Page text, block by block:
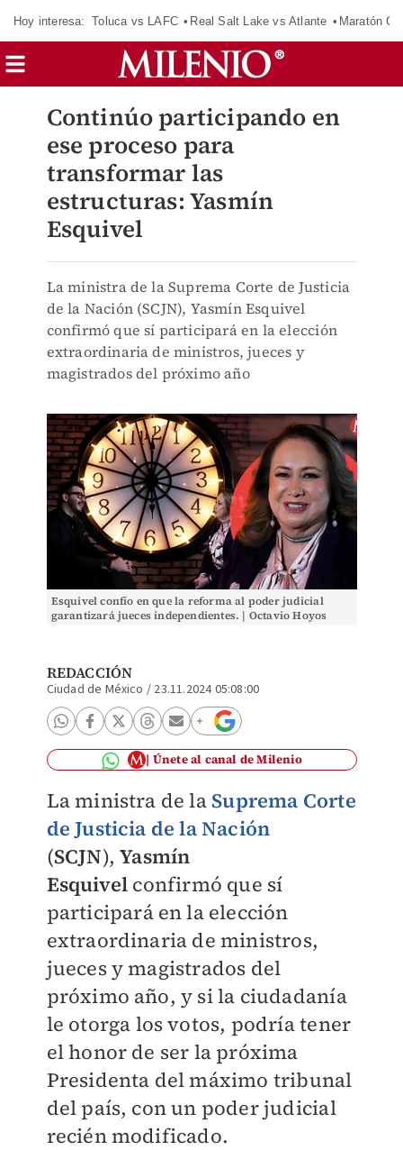
Hoy interesa: Toluca vs LAFC Real Salt Lake vs Atlante Maratón
Continúo participando en
ese proceso para
transformar las
estructuras: Yasmín
Esquivel
La ministra de la Suprema Corte de Justicia
de la Nación (SCJN), Yasmín Esquivel
confirmó que sí participará en la elección
extraordinaria de ministros, jueces y
magistrados del próximo año
Esquivel confío en que la reforma al poder judicial
garantizará jueces independientes. | Octavio Hoyos
REDACCIÓN
Ciudad de México / 23.11.2024 05:08:00
Únete al canal de Milenio
La ministra de la Suprema Corte
de Justicia de la Nación
(SCJN),Yasmín
Esquivel confirmó que sí
participará en la elección
extraordinaria de ministros,
jueces y magistrados del
próximo año, y si la ciudadanía
le otorga los votos, podría tener
el honor de ser la próxima
Presidenta del máximo tribunal
del país, con un poder judicial
recién modificado.